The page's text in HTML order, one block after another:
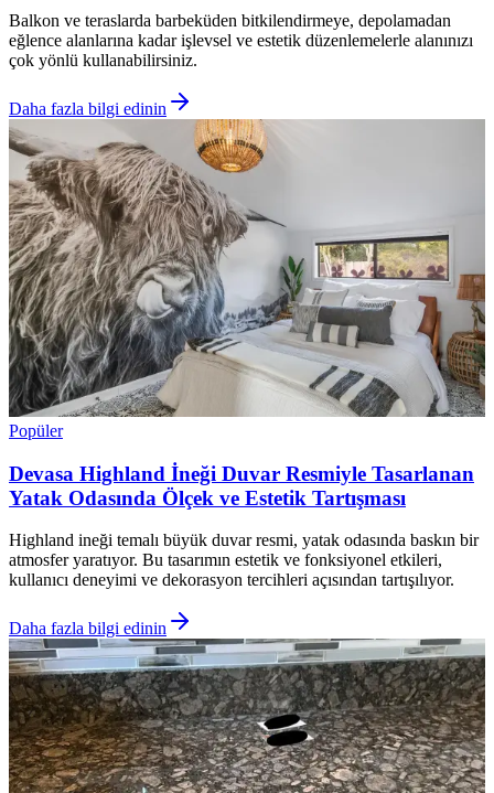
Balkon ve teraslarda barbeküden bitkilendirmeye, depolamadan
eğlence alanlarına kadar işlevsel ve estetik düzenlemelerle alanınızı
çok yönlü kullanabilirsiniz.
Daha fazla bilgi edinin
Popüler
Devasa Highland İneği Duvar Resmiyle Tasarlanan
Yatak Odasında Ölçek ve Estetik Tartışması
Highland ineği temalı büyük duvar resmi, yatak odasında baskın bir
atmosfer yaratıyor. Bu tasarımın estetik ve fonksiyonel etkileri,
kullanıcı deneyimi ve dekorasyon tercihleri açısından tartışılıyor.
Daha fazla bilgi edinin